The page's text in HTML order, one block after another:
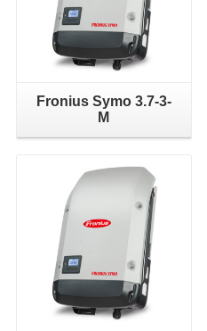
Fronius Symo 3.7-3-
M